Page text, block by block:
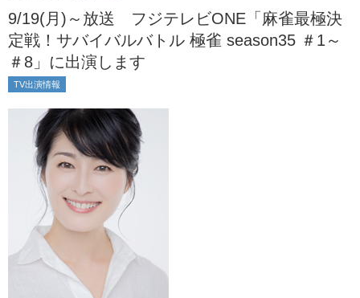
9/19(月)～放送 フジテレビONE「麻雀最極決
定戦！サバイバルバトル 極雀 season35 ＃1～
＃8」に出演します
TV出演情報